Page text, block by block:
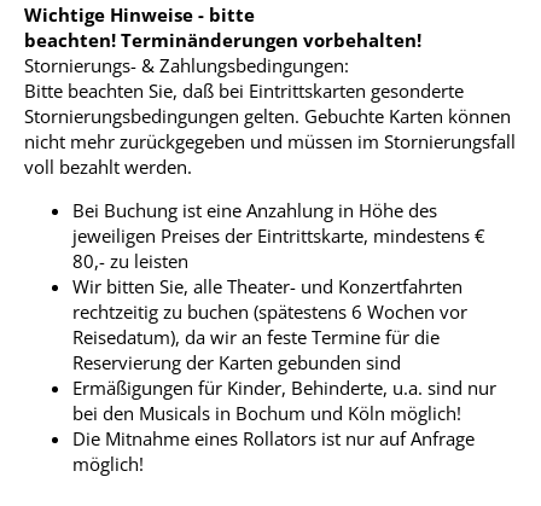
Wichtige Hinweise - bitte
beachten! Terminänderungen vorbehalten!
Stornierungs- & Zahlungs­bedingungen:
Bitte beachten Sie, daß bei Eintrittskarten gesonderte
Stornierungsbedingungen gelten. Gebuchte Karten können
nicht mehr zurückgegeben und müssen im Stornierungsfall
voll bezahlt werden.
Bei Buchung ist eine Anzahlung in Höhe des
jeweiligen Preises der Eintrittskarte, mindestens €
80,- zu leisten
Wir bitten Sie, alle Theater- und Konzertfahrten
rechtzeitig zu buchen (spätestens 6 Wochen vor
Reisedatum), da wir an feste Termine für die
Reservierung der Karten gebunden sind
Ermäßigungen für Kinder, Behinderte, u.a. sind nur
bei den Musicals in Bochum und Köln möglich!
Die Mitnahme eines Rollators ist nur auf Anfrage
möglich!